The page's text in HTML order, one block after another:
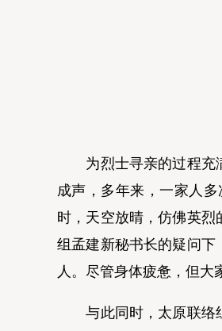
为烈士寻亲的过程充满
成声，多年来，一家人
时，天空放晴，仿佛英
组孟建新秘书长的疑问下
人。尽管身体疲惫，但大
与此同时，太原联络组